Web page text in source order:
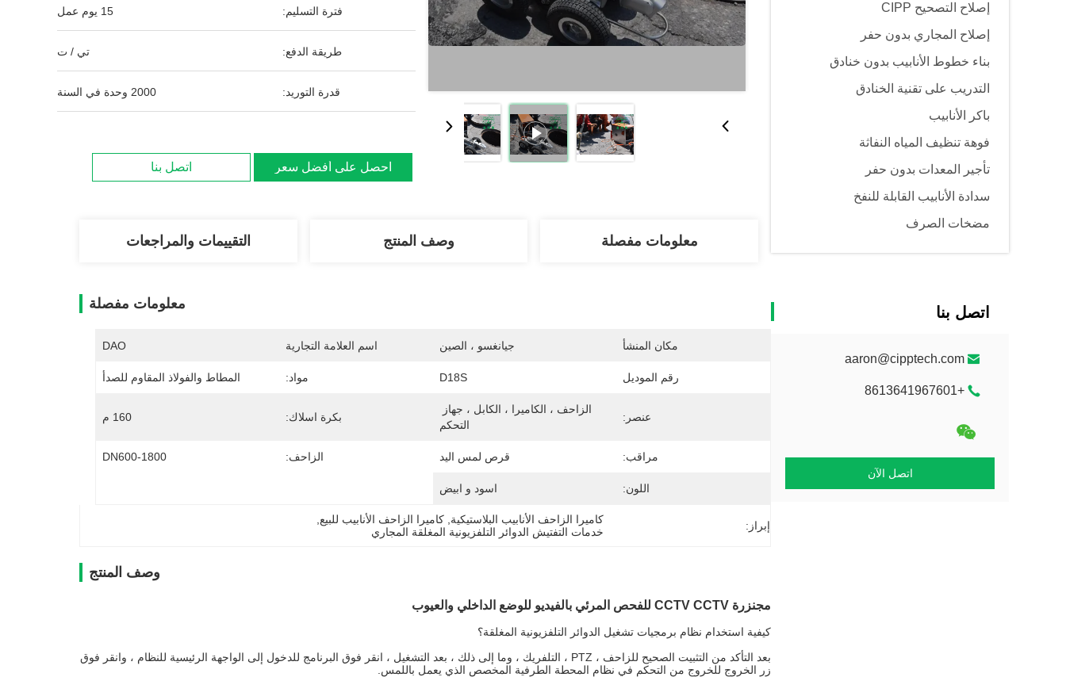
إصلاح التصحيح CIPP
إصلاح المجاري بدون حفر
بناء خطوط الأنابيب بدون خنادق
التدريب على تقنية الخنادق
باكر الأنابيب
فوهة تنظيف المياه النفاثة
تأجير المعدات بدون حفر
سدادة الأنابيب القابلة للنفخ
مضخات الصرف
اتصل بنا
aaron@cipptech.com
+8613641967601
اتصل الآن
فترة التسليم: 15 يوم عمل
طريقة الدفع: تي / ت
قدرة التوريد: 2000 وحدة في السنة
احصل على أفضل سعر اتصل بنا
معلومات مفصلة وصف المنتج التقييمات والمراجعات
معلومات مفصلة
مكان المنشأ جيانغسو ، الصين اسم العلامة التجارية DAO
رقم الموديل D18S مواد: المطاط والفولاذ المقاوم للصدأ
عنصر:
التحكم
بكرة اسلاك: 160 م
مراقب: قرص لمس اليد الزاحف: DN600-1800
اللون: اسود و ابيض
إبراز: كاميرا الزاحف الأنابيب البلاستيكية , كاميرا الزاحف الأنابيب للبيع
خدمات التفتيش الدوائر التلفزيونية المغلقة المجاري
وصف المنتج
مجنزرة CCTV CCTV للفحص المرئي بالفيديو للوضع الداخلي والعيوب
كيفية استخدام نظام برمجيات تشغيل الدوائر التلفزيونية المغلقة؟
بعد التأكد من التثبيت الصحيح للزاحف ، PTZ ، التلفريك ، وما إلى ذلك ، بعد التشغيل ، انقر فوق البرنامج للدخول إلى الواجهة الرئيسية للنظام ، وانقر فوق
زر الخروج للخروج من التحكم في نظام المحطة الطرفية المخصص الذي يعمل باللمس.